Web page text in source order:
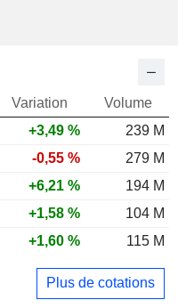
Variation
Volume
+3,49 %
239 M
-0,55 %
279 M
+6,21 %
194 M
+1,58 %
104 M
+1,60 % 115 M
Plus de cotations